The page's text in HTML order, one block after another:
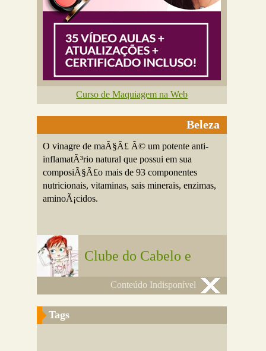
Curso de Maquiagem na Web
Beleza
O vinagre de maÃ§Ã£ Ã© um potente anti-
inflamatÃ³rio natural que possui em sua
composiÃ§Ã£o mais de 93 componentes
nutricionais, vitaminas, sais minerais, enzimas,
aminoÃ¡cidos.
Clube do Cabelo e
Conteúdo Indisponível
Tags